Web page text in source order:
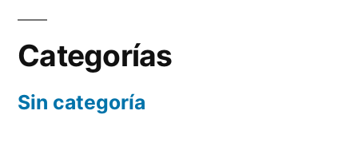
Categorías
Sin categoría